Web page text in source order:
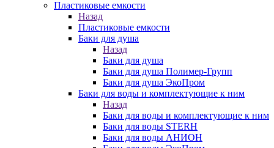
Пластиковые емкости
Назад
Пластиковые емкости
Баки для душа
Назад
Баки для душа
Баки для душа Полимер-Групп
Баки для душа ЭкоПром
Баки для воды и комплектующие к ним
Назад
Баки для воды и комплектующие к ним
Баки для воды STERH
Баки для воды АНИОН